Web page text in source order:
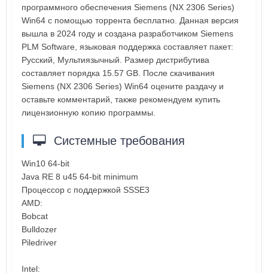
программного обеспечения Siemens (NX 2306 Series)
Win64 с помощью торрента бесплатно. Данная версия
вышла в 2024 году и создана разработчиком Siemens
PLM Software, языковая поддержка составляет пакет:
Русский, Мультиязычный. Размер дистрибутива
составляет порядка 15.57 GB. После скачивания
Siemens (NX 2306 Series) Win64 оцените раздачу и
оставьте комментарий, также рекомендуем купить
лицензионную копию программы.
Системные требования
Win10 64-bit
Java RE 8 u45 64-bit minimum
Процессор с поддержкой SSSE3
AMD:
Bobcat
Bulldozer
Piledriver
Intel: